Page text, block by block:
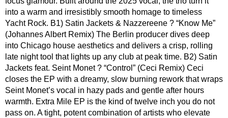
into a warm and irresistibly smooth homage to timeless
Yacht Rock. B1) Satin Jackets & Nazzereene ? “Know Me”
(Johannes Albert Remix) The Berlin producer dives deep
into Chicago house aesthetics and delivers a crisp, rolling
late night tool that lights up any club at peak time. B2) Satin
Jackets feat. Seint Monet ? “Control” (Ceci Remix) Ceci
closes the EP with a dreamy, slow burning rework that wraps
Seint Monet’s vocal in hazy pads and gentle after hours
warmth. Extra Mile EP is the kind of twelve inch you do not
pass on. A tight, potent combination of artists who elevate